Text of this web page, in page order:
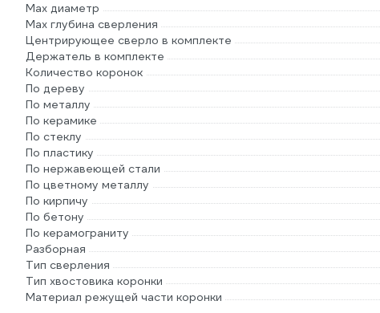
Max диаметр
Max глубина сверления
Центрирующее сверло в комплекте
Держатель в комплекте
Количество коронок
По дереву
По металлу
По керамике
По стеклу
По пластику
По нержавеющей стали
По цветному металлу
По кирпичу
По бетону
По керамограниту
Разборная
Тип сверления
Тип хвостовика коронки
Материал режущей части коронки